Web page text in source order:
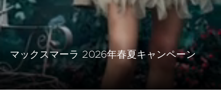
マックスマーラ 2026年春夏キャンペーン